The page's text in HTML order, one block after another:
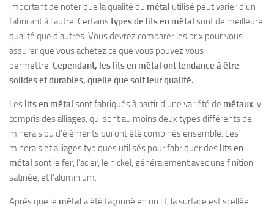
important de noter que la qualité du métal utilisé peut varier d’un
fabricant à l’autre. Certainstypes de lits en métal sont de meilleure
qualité que d’autres. Vous devrez comparer les prix pour vous
assurer que vous achetez ce que vous pouvez vous
permettre. Cependant, les lits en métal ont tendance à être
solides et durables, quelle que soit leur qualité.
Les lits en métal sont fabriqués à partir d’une variété de métaux, y
compris des alliages, qui sont au moins deux types différents de
minerais ou d’éléments qui ont été combinés ensemble. Les
minerais et alliages typiques utilisés pour fabriquer des lits en
métal sont le fer, l’acier, le nickel, généralement avec une finition
satinée, et l’aluminium.
Après que le métal a été façonné en un lit, la surface est scellée